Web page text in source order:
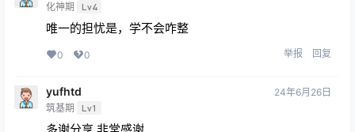
化神期 Lv4
唯一的担忧是，学不会咋整
0 0 举报 回复
yufhtd
筑基期 Lv1
24年6月26日